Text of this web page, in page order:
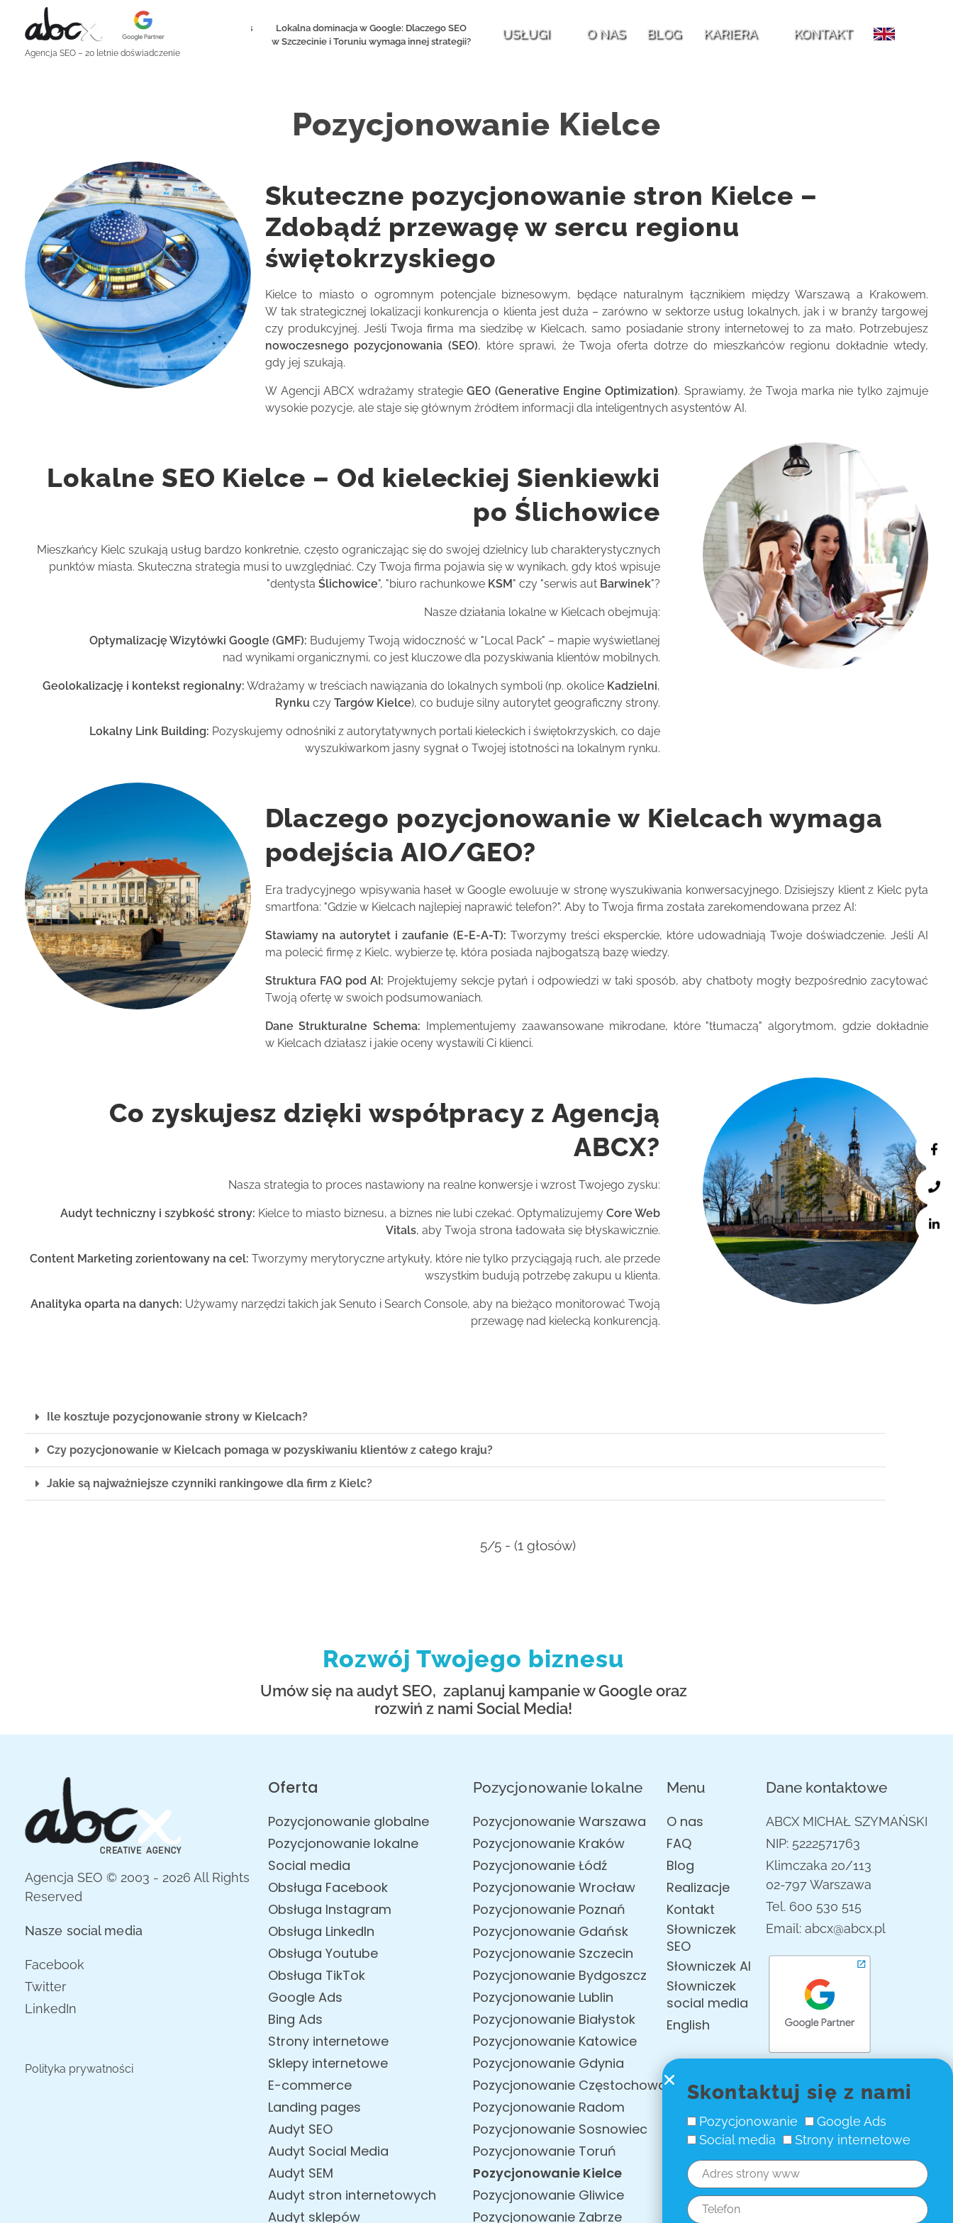
abcx - pozycjonowanie stron
Agencja SEO
Agencja SEO – 20 letnie doświadczenie
Google upraszcza zgodę między Google Analytics
i Google Ads. Co to oznacza w praktyce?
Lokalna dominacja w Google: Dlaczego SEO
w Szczecinie i Toruniu wymaga innej strategii?
Ranking strony w 2026: Jak PageRank i techniczne
SEO wpływają na Twoją pozycję?
Efektywne zarządzanie profilami firmy:
Od uprawnień Google Ads po role na Facebooku
USŁUGI O NAS BLOG KARIERA KONTAKT
Pozycjonowanie Kielce
Skuteczne pozycjonowanie stron Kielce –
Zdobądź przewagę w sercu regionu
świętokrzyskiego
Kielce to miasto o ogromnym potencjale biznesowym, będące naturalnym łącznikiem między Warszawą a Krakowem.
W tak strategicznej lokalizacji konkurencja o klienta jest duża – zarówno w sektorze usług lokalnych, jak i w branży targowej
czy produkcyjnej. Jeśli Twoja firma ma siedzibę w Kielcach, samo posiadanie strony internetowej to za mało. Potrzebujesz
nowoczesnego pozycjonowania (SEO), które sprawi, że Twoja oferta dotrze do mieszkańców regionu dokładnie wtedy,
gdy jej szukają.
W Agencji ABCX wdrażamy strategieGEO (Generative Engine Optimization). Sprawiamy, że Twoja marka nie tylko zajmuje
wysokie pozycje, ale staje się głównym źródłem informacji dla inteligentnych asystentów AI.
Lokalne SEO Kielce – Od kieleckiej Sienkiewki
po Ślichowice
Mieszkańcy Kielc szukają usług bardzo konkretnie, często ograniczając się do swojej dzielnicy lub charakterystycznych
punktów miasta. Skuteczna strategia musi to uwzględniać. Czy Twoja firma pojawia się w wynikach, gdy ktoś wpisuje
"dentysta Ślichowice", "biuro rachunkowe KSM " czy "serwis aut Barwinek"?
Nasze działania lokalne w Kielcach obejmują:
Optymalizację Wizytówki Google (GMF): Budujemy Twoją widoczność w "Local Pack" – mapie wyświetlanej
nad wynikami organicznymi, co jest kluczowe dla pozyskiwania klientów mobilnych.
Geolokalizację i kontekst regionalny: Wdrażamy w treściach nawiązania do lokalnych symboli (np. okolice Kadzielni,
Rynku czy Targów Kielce), co buduje silny autorytet geograficzny strony.
Lokalny Link Building: Pozyskujemy odnośniki z autorytatywnych portali kieleckich i świętokrzyskich, co daje
wyszukiwarkom jasny sygnał o Twojej istotności na lokalnym rynku.
Dlaczego pozycjonowanie w Kielcach wymaga
podejścia AIO/GEO?
Era tradycyjnego wpisywania haseł w Google ewoluuje w stronę wyszukiwania konwersacyjnego. Dzisiejszy klient z Kielc pyta
smartfona: "Gdzie w Kielcach najlepiej naprawić telefon?". Aby to Twoja firma została zarekomendowana przez AI:
Stawiamy na autorytet i zaufanie (E-E-A-T): Tworzymy treści eksperckie, które udowadniają Twoje doświadczenie. Jeśli AI
ma polecić firmę z Kielc, wybierze tę, która posiada najbogatszą bazę wiedzy.
Struktura FAQ pod AI: Projektujemy sekcje pytań i odpowiedzi w taki sposób, aby chatboty mogły bezpośrednio zacytować
Twoją ofertę w swoich podsumowaniach.
Dane Strukturalne Schema: Implementujemy zaawansowane mikrodane, które "tłumaczą" algorytmom, gdzie dokładnie
w Kielcach działasz i jakie oceny wystawili Ci klienci.
Co zyskujesz dzięki współpracy z Agencją
ABCX?
Nasza strategia to proces nastawiony na realne konwersje i wzrost Twojego zysku:
Audyt techniczny i szybkość strony: Kielce to miasto biznesu, a biznes nie lubi czekać. Optymalizujemy Core Web
Vitals, aby Twoja strona ładowała się błyskawicznie.
Content Marketing zorientowany na cel: Tworzymy merytoryczne artykuły, które nie tylko przyciągają ruch, ale przede
wszystkim budują potrzebę zakupu u klienta.
Analityka oparta na danych: Używamy narzędzi takich jak Senuto i Search Console, aby na bieżąco monitorować Twoją
przewagę nad kielecką konkurencją.
Ile kosztuje pozycjonowanie strony w Kielcach?
Czy pozycjonowanie w Kielcach pomaga w pozyskiwaniu klientów z całego kraju?
Jakie są najważniejsze czynniki rankingowe dla firm z Kielc?
5/5 - (1 głosów)
Rozwój Twojego biznesu
Umów się na audyt SEO, zaplanuj kampanie w Google oraz
rozwiń z nami Social Media!
Agencja SEO © 2003 - 2026 All Rights
Reserved
Nasze social media
Facebook
Twitter
LinkedIn
Polityka prywatności
Oferta
Pozycjonowanie globalne
Pozycjonowanie lokalne
Social media
Obsługa Facebook
Obsługa Instagram
Obsługa LinkedIn
Obsługa Youtube
Obsługa TikTok
Google Ads
Bing Ads
Strony internetowe
Sklepy internetowe
E-commerce
Landing pages
Audyt SEO
Audyt Social Media
Audyt SEM
Audyt stron internetowych
Audyt sklepów
Pozycjonowanie lokalne
Pozycjonowanie Warszawa
Pozycjonowanie Kraków
Pozycjonowanie Łódź
Pozycjonowanie Wrocław
Pozycjonowanie Poznań
Pozycjonowanie Gdańsk
Pozycjonowanie Szczecin
Pozycjonowanie Bydgoszcz
Pozycjonowanie Lublin
Pozycjonowanie Białystok
Pozycjonowanie Katowice
Pozycjonowanie Gdynia
Pozycjonowanie Częstochowa
Pozycjonowanie Radom
Pozycjonowanie Sosnowiec
Pozycjonowanie Toruń
Pozycjonowanie Kielce
Pozycjonowanie Gliwice
Pozycjonowanie Zabrze
Menu
O nas
FAQ
Blog
Realizacje
Kontakt
Słowniczek
SEO
Słowniczek AI
Słowniczek
social media
English
Dane kontaktowe
ABCX MICHAŁ SZYMAŃSKI
NIP: 5222571763
Klimczaka 20/113
02-797 Warszawa
Tel. 600 530 515
Email: abcx@abcx.pl
Skontaktuj się z nami
Pozycjonowanie
Google Ads
Social media
Strony internetowe